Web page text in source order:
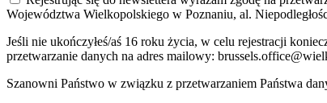
Województwa Wielkopolskiego w Poznaniu, al.
Jeśli nie ukończyłeś/aś 16 roku życia, w celu rejestracji
przetwarzanie danych na adres mailowy:
Szanowni Państwo w związku z przetwarzaniem Państwa